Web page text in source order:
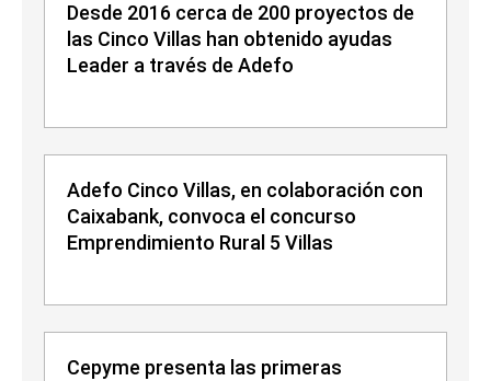
Desde 2016 cerca de 200 proyectos de
las Cinco Villas han obtenido ayudas
Leader a través de Adefo
Adefo Cinco Villas, en colaboración con
Caixabank, convoca el concurso
Emprendimiento Rural 5 Villas
Cepyme presenta las primeras